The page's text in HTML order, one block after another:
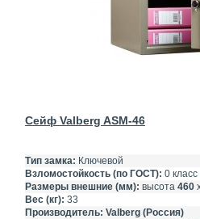
Сейф Valberg ASM-46
Тип замка: Ключевой
Взломостойкость (по ГОСТ): 0 класс
Размеры внешние (мм): высота 460
Вес (кг): 33
Производитель: Valberg (Россия)